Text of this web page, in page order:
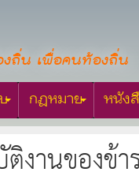
งถิ่น เพื่อคนท้องถิ่น
กฎหมาย หนัง
านของข้